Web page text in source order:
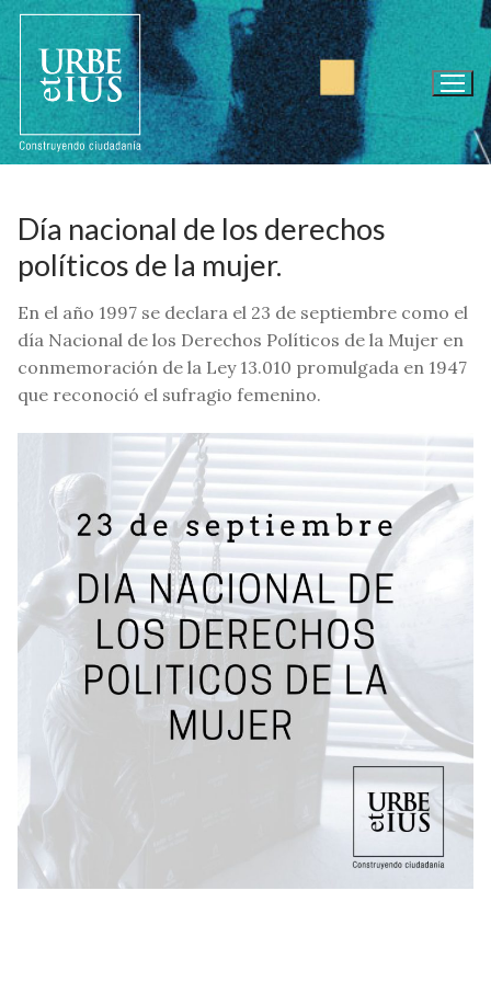
Ir
contenido
Día nacional de los derechos
políticos de la mujer.
En el año 1997 se declara el 23 de septiembre como el
día Nacional de los Derechos Políticos de la Mujer en
conmemoración de la Ley 13.010 promulgada en 1947
que reconoció el sufragio femenino.